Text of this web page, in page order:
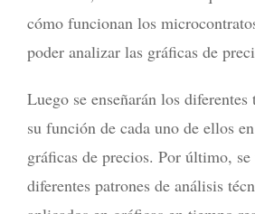
cómo funcionan los
poder analizar las gráficas de
Luego se enseñarán los
su función de cada uno de ellos
gráficas de precios. Por último, se
diferentes patrones de análisis